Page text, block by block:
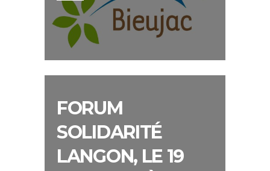
FORUM
SOLIDARITÉ
LANGON, LE 19